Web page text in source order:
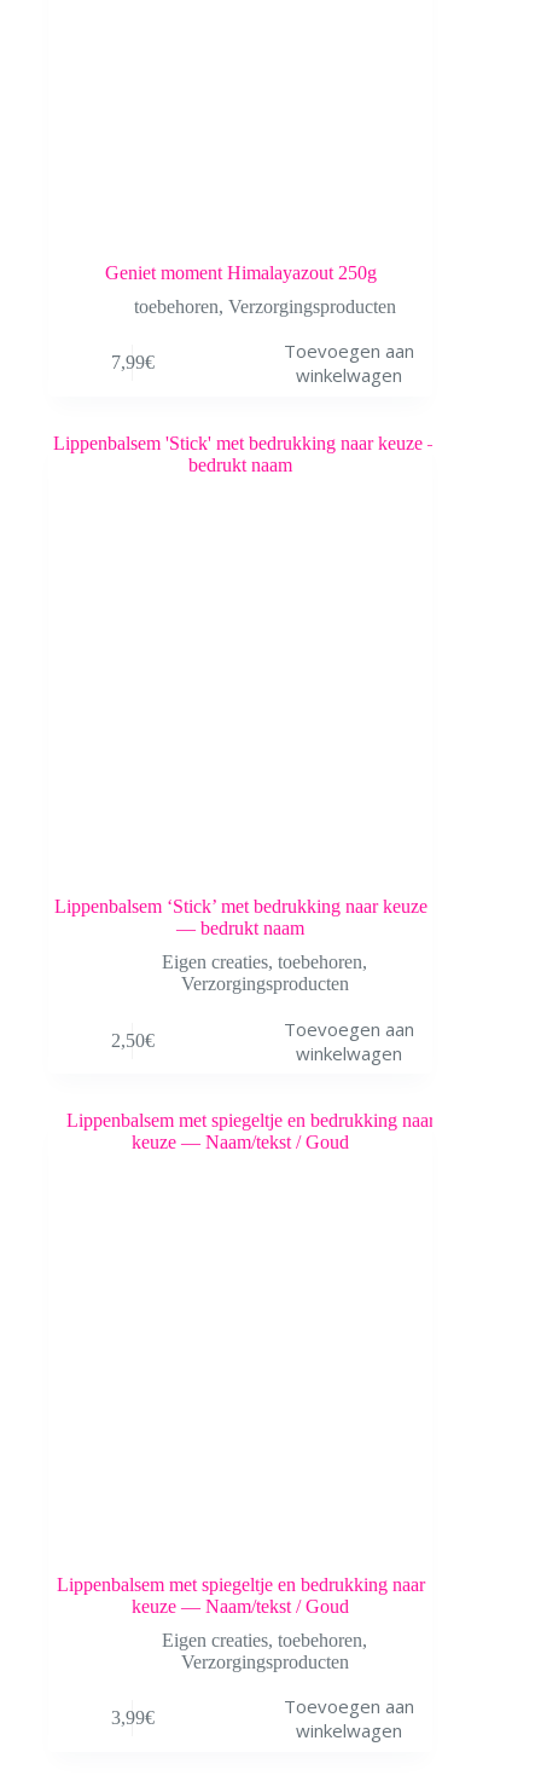
Geniet moment Himalayazout 250g
toebehoren, Verzorgingsproducten
7,99€
Toevoegen aan
winkelwagen
Lippenbalsem ‘Stick’ met bedrukking naar keuze
— bedrukt naam
Eigen creaties,toebehoren,
Verzorgingsproducten
2,50€
Toevoegen aan
winkelwagen
Lippenbalsem met spiegeltje en bedrukking naar
keuze — Naam/tekst / Goud
Eigen creaties,toebehoren,
Verzorgingsproducten
3,99€
Toevoegen aan
winkelwagen